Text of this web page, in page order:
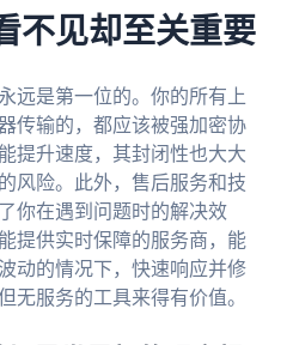
不见却至关重要
远是第一位的。你的所有上
传输的，都应该被强加密协
提升速度，其封闭性也大大
风险。此外，售后服务和技
你在遇到问题时的解决效
提供实时保障的服务商，能
动的情况下，快速响应并修
无服务的工具来得有价值。